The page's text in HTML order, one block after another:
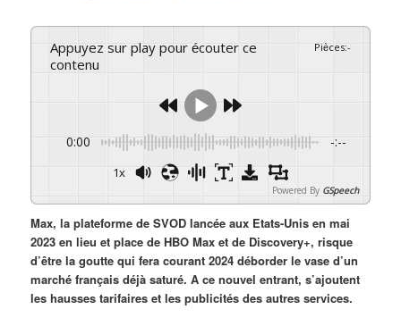
Appuyez sur play pour écouter ce
contenu
Pièces:-
0:00 -:--
1x
Powered By GSpeech
Max, la plateforme de SVOD lancée aux Etats-Unis en mai
2023 en lieu et place de HBO Max et de Discovery+, risque
d’être la goutte qui fera courant 2024 déborder le vase d’un
marché français déjà saturé. A ce nouvel entrant, s’ajoutent
les hausses tarifaires et les publicités des autres services.